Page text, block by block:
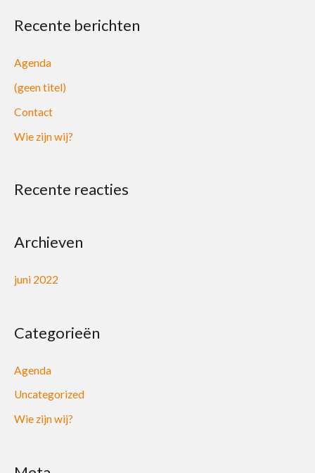
k
n
Recente berichten
Agenda
(geen titel)
Contact
Wie zijn wij?
Recente reacties
Archieven
juni 2022
Categorieën
Agenda
Uncategorized
Wie zijn wij?